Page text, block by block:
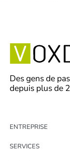
Des gens de
depuis plus de
ENTREPRISE
SERVICES